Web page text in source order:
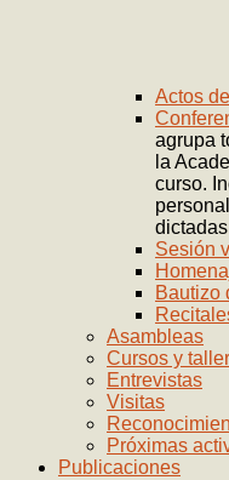
Actos
agrupa
la
curso.
Sesión
Bautizo
Asambleas
Cursos y
Entrevistas
Visitas
Próximas
Publicaciones